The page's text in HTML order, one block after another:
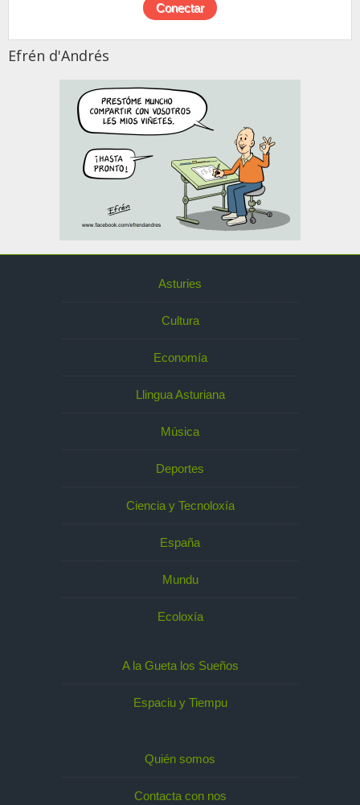
Efrén d'Andrés
Asturies
Cultura
Economía
Llingua Asturiana
Música
Deportes
Ciencia y Tecnoloxía
España
Mundu
Ecoloxía
A la Gueta los Sueños
Espaciu y Tiempu
Quién somos
Contacta con nos